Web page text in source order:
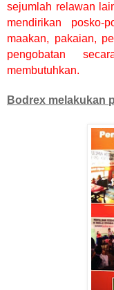
sejumlah relawan
mendirikan posko-
maakan, pakaian,
pengobatan
membutuhkan.
Bodrex melakukan